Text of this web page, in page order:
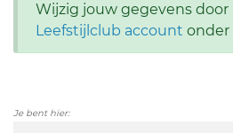
Wijzig jouw gegevens
Leefstijlclub account onder
Je bent hier: